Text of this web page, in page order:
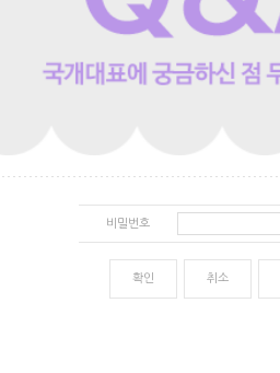
비밀번호
확인 취소